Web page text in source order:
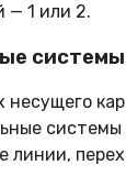
— 1 или 2.
системы
линии,